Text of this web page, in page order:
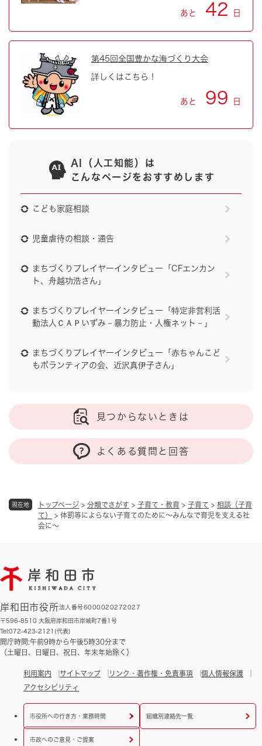
現在地 トップページ > 分類でさがす > 子育て・教育 > 子育て > 相談（子育
て）
> 体罰等によらない子育てのために～みんなで育児を支える社
会に～
あと 42 日
第45回全国豊かな海づくり大会
詳しくはこちら！
あと 99 日
AI（人工知能）は
こんなページをおすすめします
こども家庭相談
児童虐待の相談・通告
まちづくりプレイヤーインタビュー「CFエンカン
ト、舟越功浩さん」
まちづくりプレイヤーインタビュー「特定非営利活
動法人ＣＡＰいずみ－暴力防止・人権ネット－」
まちづくりプレイヤーインタビュー「赤ちゃんこど
もボランティアの会、近沢真伊子さん」
見つからないときは
よくある質問と回答
岸和田市役所法人番号6000020272027
〒596-8510 大阪府岸和田市岸城町7番1号
Tel:072-423-2121(代表)
開庁時間:午前9時から午後5時30分まで
（土曜日、日曜日、祝日、年末年始除く）
利用案内 サイトマップ リンク・著作権・免責事項
個人情報保護
アクセシビリティ
市役所への行き方・業務時間 組織別連絡先一覧
市政へのご意見・ご提案